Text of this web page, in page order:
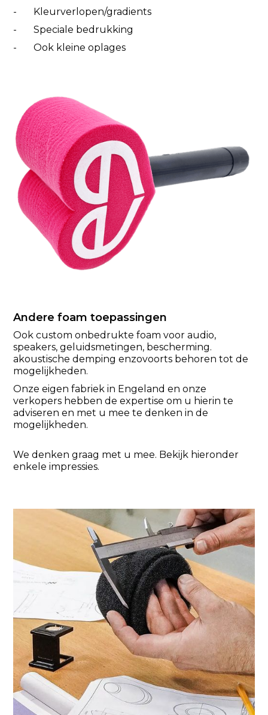
- Kleurverlopen/gradients
- Speciale bedrukking
- Ook kleine oplages
Andere foam toepassingen
Ook custom onbedrukte foam voor audio,
speakers, geluidsmetingen, bescherming.
akoustische demping enzovoorts behoren tot de
mogelijkheden.
Onze eigen fabriek in Engeland en onze
verkopers hebben de expertise om u hierin te
adviseren en met u mee te denken in de
mogelijkheden.
We denken graag met u mee. Bekijk hieronder
enkele impressies.